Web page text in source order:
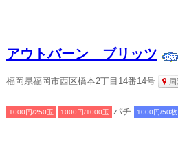
アウトバーン ブリッツ
福岡県福岡市西区橋本2丁目14番14号
1000円/250玉 1000円/1000玉 パチ 1000円/50枚